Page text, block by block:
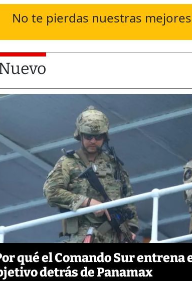
No te pierdas nuestras
qué el Comando Sur entrena
detrás de Panamax